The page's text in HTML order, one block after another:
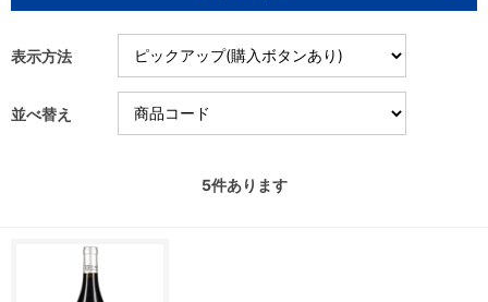
表示方法
並べ替え
5件あります